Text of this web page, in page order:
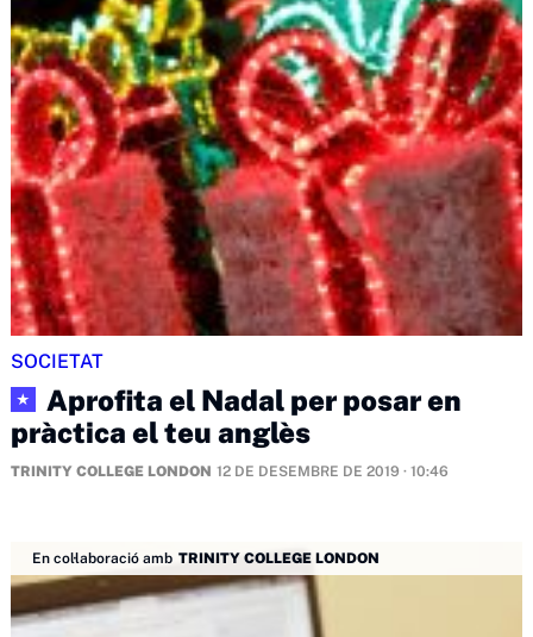
SOCIETAT
★
Aprofita el Nadal per posar en
pràctica el teu anglès
TRINITY COLLEGE LONDON 12 DE DESEMBRE DE 2019 · 10:46
En col·laboració amb TRINITY COLLEGE LONDON